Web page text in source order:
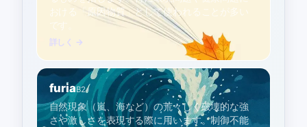
おける「原因物質」として使われることが多い
です。
詳しく →
furiaB2
自然現象（嵐、海など）の荒々しく破壊的な強
さや激しさを表現する際に用います。制御不能